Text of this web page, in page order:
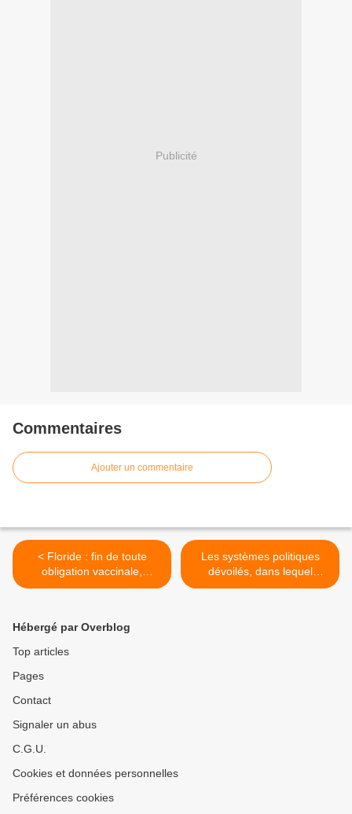
Publicité
Commentaires
Ajouter un commentaire
< Floride : fin de toute
obligation vaccinale,
interdiction des
Les systèmes politiques
dévoilés, dans lequel
sommes nous, une
Hébergé par Overblog
Top articles
Pages
Contact
Signaler un abus
C.G.U.
Cookies et données personnelles
Préférences cookies